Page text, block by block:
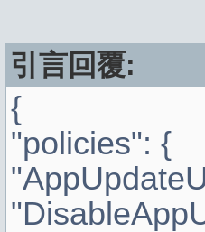
引言回覆:
{
"policies": {